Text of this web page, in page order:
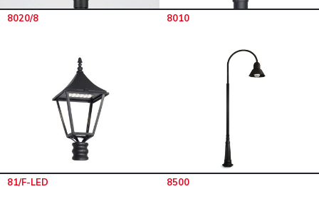
8020/8 8010
81/F-LED 8500